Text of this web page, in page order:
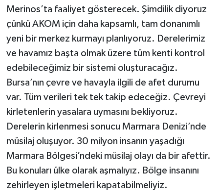
Merinos’ta faaliyet gösterecek. Şimdilik diyoruz
çünkü AKOM için daha kapsamlı, tam donanımlı
yeni bir merkez kurmayı planlıyoruz. Derelerimiz
ve havamız başta olmak üzere tüm kenti kontrol
edebileceğimiz bir sistemi oluşturacağız.
Bursa’nın çevre ve havayla ilgili de afet durumu
var. Tüm verileri tek tek takip edeceğiz. Çevreyi
kirletenlerin yasalara uymasını bekliyoruz.
Derelerin kirlenmesi sonucu Marmara Denizi’nde
müsilaj oluşuyor. 30 milyon insanın yaşadığı
Marmara Bölgesi’ndeki müsilaj olayı da bir afettir.
Bu konuları ülke olarak aşmalıyız. Bölge insanını
zehirleyen işletmeleri kapatabilmeliyiz.